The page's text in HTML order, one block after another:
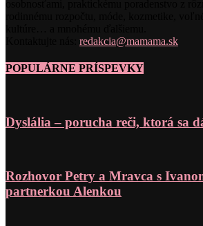
redakcia@mamama.sk
POPULÁRNE PRÍSPEVKY
Dyslália – porucha reči, ktorá sa
Rozhovor Petry a Mravca s
partnerkou Alenkou